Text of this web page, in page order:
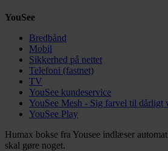
YouSee
Bredbånd
Mobil
Sikkerhed på nettet
Telefoni (fastnet)
TV
YouSee kundeservice
YouSee Mesh - Sig farvel til dårligt
YouSee Play
Humax bokse fra Yousee indlæser
skal gøre noget.